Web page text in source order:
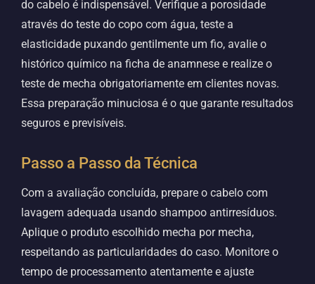
do cabelo é indispensável. Verifique a porosidade
através do teste do copo com água, teste a
elasticidade puxando gentilmente um fio, avalie o
histórico químico na ficha de anamnese e realize o
teste de mecha obrigatoriamente em clientes novas.
Essa preparação minuciosa é o que garante resultados
seguros e previsíveis.
Passo a Passo da Técnica
Com a avaliação concluída, prepare o cabelo com
lavagem adequada usando shampoo antirresíduos.
Aplique o produto escolhido mecha por mecha,
respeitando as particularidades do caso. Monitore o
tempo de processamento atentamente e ajuste